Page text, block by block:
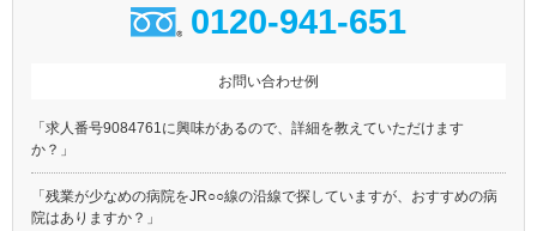
0120-941-651
お問い合わせ例
「求人番号9084761に興味があるので、詳細を教えていただけます
か？」
「残業が少なめの病院をJR○○線の沿線で探していますが、おすすめの病
院はありますか？」